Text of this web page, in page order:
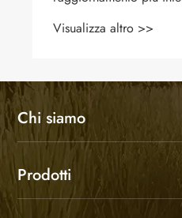
Visualizza altro >>
Chi siamo
Prodotti